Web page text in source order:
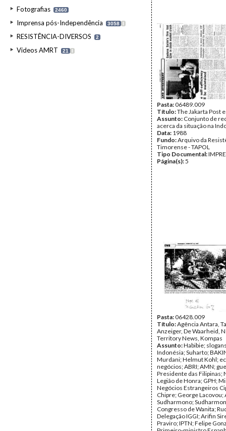
Fotografias 2460
Imprensa pós-Independência 3058 I
RESISTÊNCIA-DIVERSOS 2
Videos AMRT 21 I
Pasta:06489.009
Título:The Jakarta Post
Assunto: Conjunto de
acerca da situação na
Data: 1988
Fundo:Arquivo da
Timorense - TAPOL
Tipo Documental:
Página(s):5
Pasta:06428.009
Título:Agência Antara,
Anzeiger, De Waarheid,
Territory News, Kompas
Assunto:Habibie;
Indonésia; Suharto;
Murdani; Helmut Kohl;
negócios; ABRI; AMN;
Presidente das Filipinas;
Legião de Honra; GPH;
Negócios Estrangeiros
Chipre; George Lacovou;
Sudharmono;
Congresso de Wanita;
Delegação IGGI; Arifin
Praviro; IPTN; Felipe